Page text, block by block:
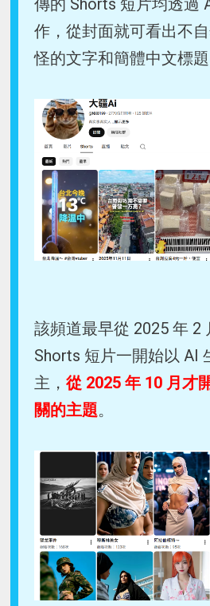
傳的 Shorts 短片均透過
作，從封面就可看出不
怪的文字和簡體中文標題
該頻道最早從 2025 年 2
Shorts 短片一開始以 AI
主，從 2025 年 10 月才
關的主題。